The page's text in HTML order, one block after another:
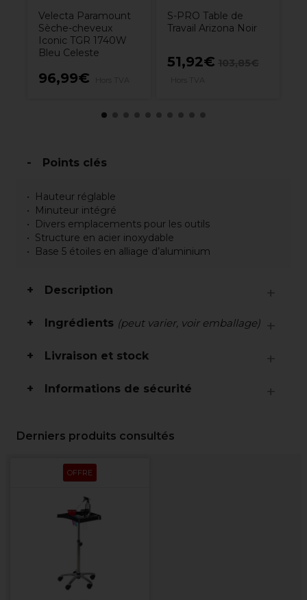
Velecta Paramount
Sèche-cheveux
Iconic TGR 1740W
Bleu Celeste
96,99€
S-PRO Table de
Travail Arizona Noir
51,92€
Points clés
Hauteur réglable
Minuteur intégré
Divers emplacements pour les outils
Structure en acier inoxydable
Base 5 étoiles en alliage d’aluminium
Description
Ingrédients (peut varier, voir emballage)
Livraison et stock
Informations de sécurité
Derniers produits consultés
OFFRE